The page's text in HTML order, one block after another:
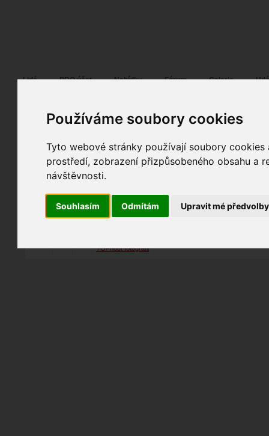
Používáme soubory cookies
Tyto webové stránky používají soubory
prostředí, zobrazení přizpůsobeného obsahu a
návštěvnosti.
Souhlasím Odmítám Upravit mé předvolby
Lidé PRO účet Nabídky Fórum Galerie
M&D 03. 10. 2010 14:18 glamour
Plagiáty nelóve :-)
spolupráce fotografováno fotky autora
TOPnout fotografii